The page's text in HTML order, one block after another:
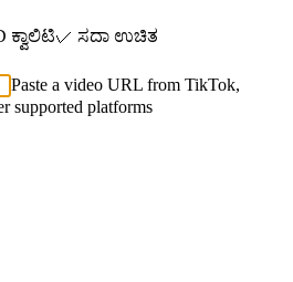
ಕ್ವಾಲಿಟಿ✓ ಸದಾ ಉಚಿತ
Paste a video URL from TikTok,
supported platforms